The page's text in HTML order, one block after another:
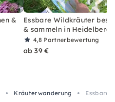
&
Essbare Wildkräuter
& sammeln in Heidelberg
4,8 Partnerbewertung
ab 39 €
Kräuterwanderung
Essbare